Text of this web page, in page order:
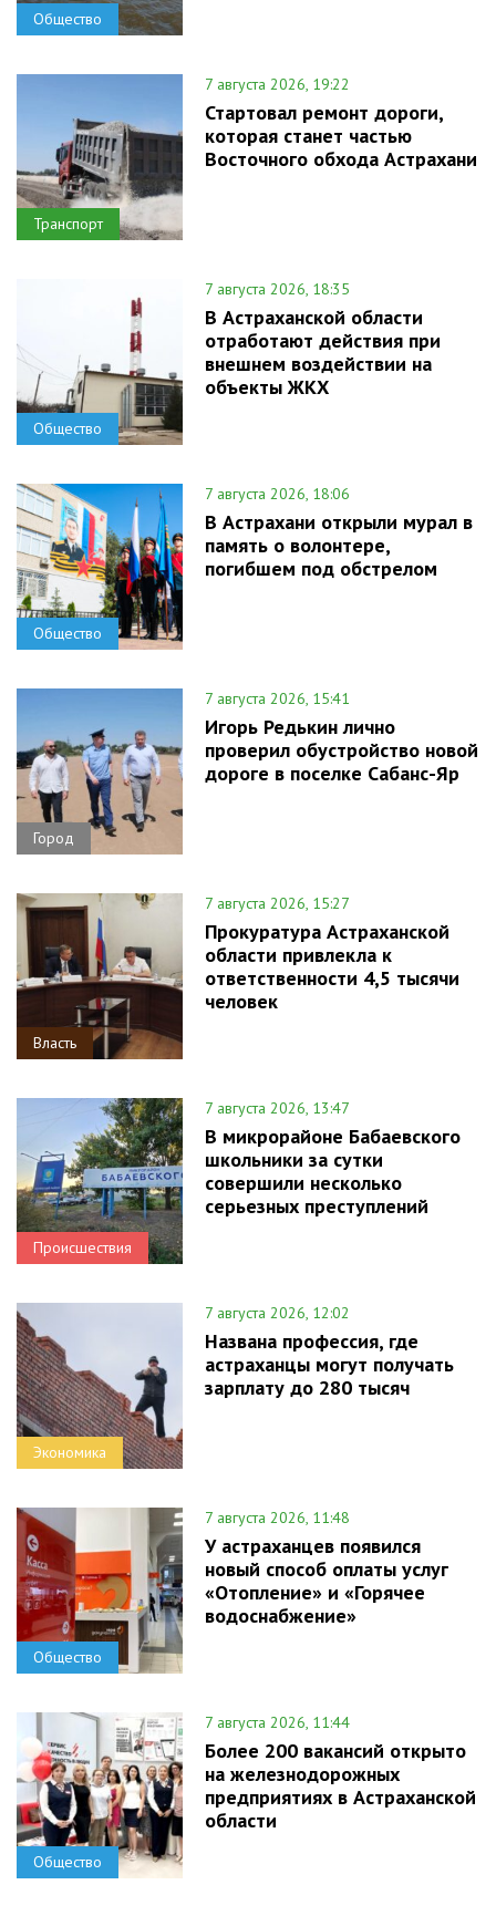
Общество
Транспорт
7 августа 2026, 19:22
Стартовал ремонт дороги,
которая станет частью
Восточного обхода Астрахани
Общество
7 августа 2026, 18:35
В Астраханской области
отработают действия при
внешнем воздействии на
объекты ЖКХ
Общество
7 августа 2026, 18:06
В Астрахани открыли мурал в
память о волонтере,
погибшем под обстрелом
Город
7 августа 2026, 15:41
Игорь Редькин лично
проверил обустройство новой
дороге в поселке Сабанс-Яр
Власть
7 августа 2026, 15:27
Прокуратура Астраханской
области привлекла к
ответственности 4,5 тысячи
человек
Происшествия
7 августа 2026, 13:47
В микрорайоне Бабаевского
школьники за сутки
совершили несколько
серьезных преступлений
Экономика
7 августа 2026, 12:02
Названа профессия, где
астраханцы могут получать
зарплату до 280 тысяч
Общество
7 августа 2026, 11:48
У астраханцев появился
новый способ оплаты услуг
«Отопление» и «Горячее
водоснабжение»
Общество
7 августа 2026, 11:44
Более 200 вакансий открыто
на железнодорожных
предприятиях в Астраханской
области